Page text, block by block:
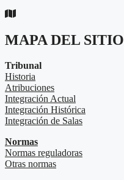
MAPA DEL SITIO
Tribunal
Historia
Atribuciones
Integración Actual
Integración Histórica
Integración de Salas
Normas
Normas reguladoras
Otras normas